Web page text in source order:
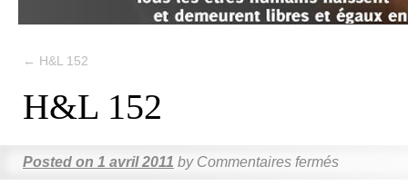
← H&L 152
H&L 152
Posted on 1 avril 2011 by Commentaires fermés